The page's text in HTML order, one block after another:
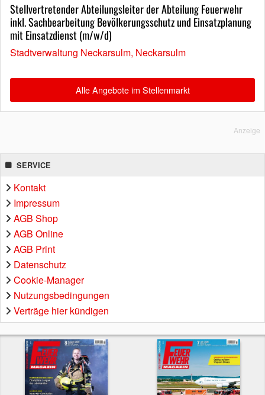
Stellvertretender Abteilungsleiter der Abteilung Feuerwehr
inkl. Sachbearbeitung Bevölkerungsschutz und Einsatzplanung
mit Einsatzdienst (m/w/d)
Stadtverwaltung Neckarsulm, Neckarsulm
Alle Angebote im Stellenmarkt
Anzeige
SERVICE
Kontakt
Impressum
AGB Shop
AGB Online
AGB Print
Datenschutz
Cookie-Manager
Nutzungsbedingungen
Verträge hier kündigen